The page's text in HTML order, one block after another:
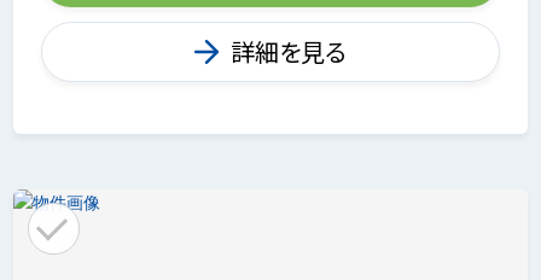
詳細を見る